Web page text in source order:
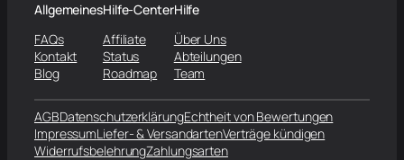
Allgemeines
FAQs
Kontakt
Blog
Hilfe-Center
Affiliate
Status
Roadmap
Hilfe
Über Uns
Abteilungen
Team
AGBDatenschutzerklärungEchtheit von Bewertungen
ImpressumLiefer- & VersandartenVerträge kündigen
WiderrufsbelehrungZahlungsarten